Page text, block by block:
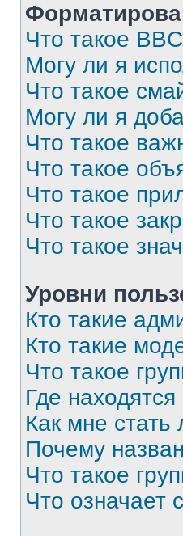
Что такое
Могу ли я
Что такое
Могу ли я
Что такое
Что такое
Что такое
Что такое
Что такое
Уровни
Кто такие
Кто такие
Что такое
Где
Как мне
Почему
Что такое
Что означает